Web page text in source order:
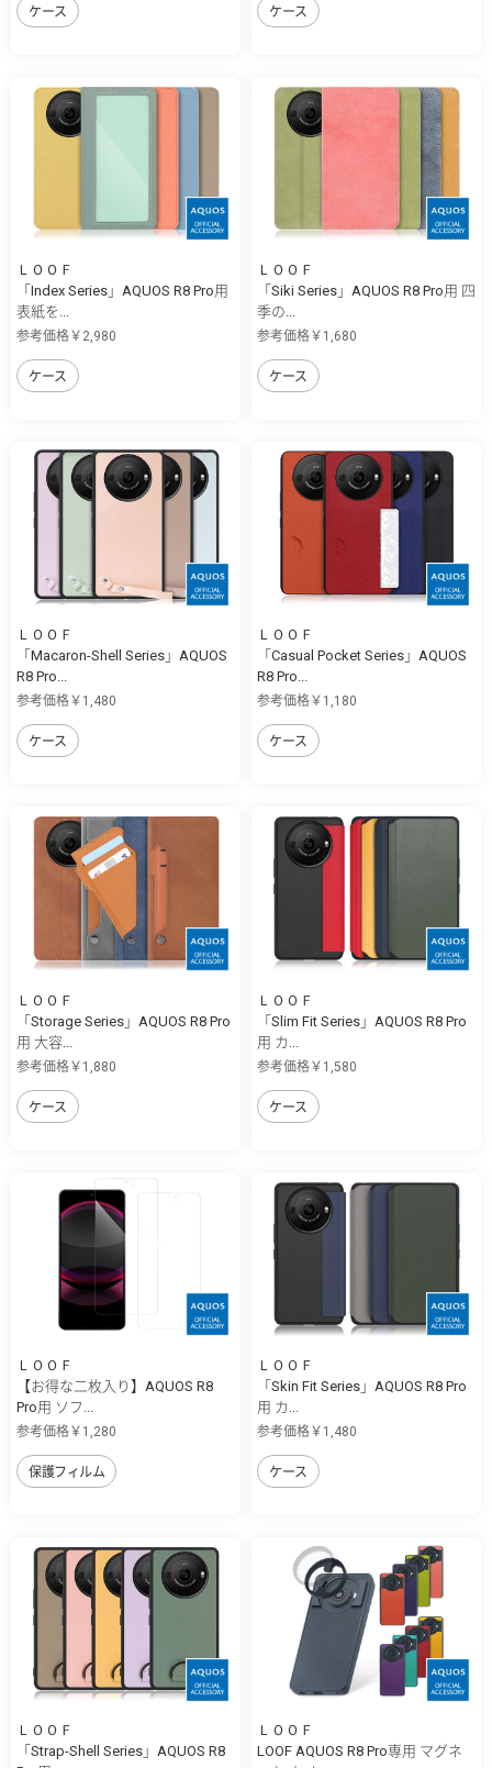
ケース ケース
ＬＯＯＦ
「Index Series」AQUOS R8 Pro用
表紙を...
参考価格￥2,980
ケース
ＬＯＯＦ
「Siki Series」AQUOS R8 Pro用 四
季の...
参考価格￥1,680
ケース
ＬＯＯＦ
「Macaron-Shell Series」AQUOS
R8 Pro...
参考価格￥1,480
ケース
ＬＯＯＦ
「Casual Pocket Series」AQUOS
R8 Pro...
参考価格￥1,180
ケース
ＬＯＯＦ
「Storage Series」AQUOS R8 Pro
用 大容...
参考価格￥1,880
ケース
ＬＯＯＦ
「Slim Fit Series」AQUOS R8 Pro
用 カ...
参考価格￥1,580
ケース
ＬＯＯＦ
【お得な二枚入り】AQUOS R8
Pro用 ソフ...
参考価格￥1,280
保護フィルム
ＬＯＯＦ
「Skin Fit Series」AQUOS R8 Pro
用 カ...
参考価格￥1,480
ケース
ＬＯＯＦ
「Strap-Shell Series」AQUOS R8
ＬＯＯＦ
LOOF AQUOS R8 Pro専用 マグネ